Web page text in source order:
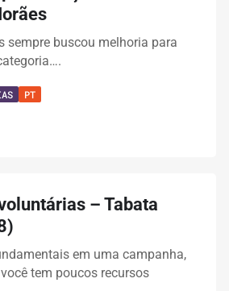
sempre buscou melhoria para
PT
– Tabata
em uma campanha,
tem poucos recursos